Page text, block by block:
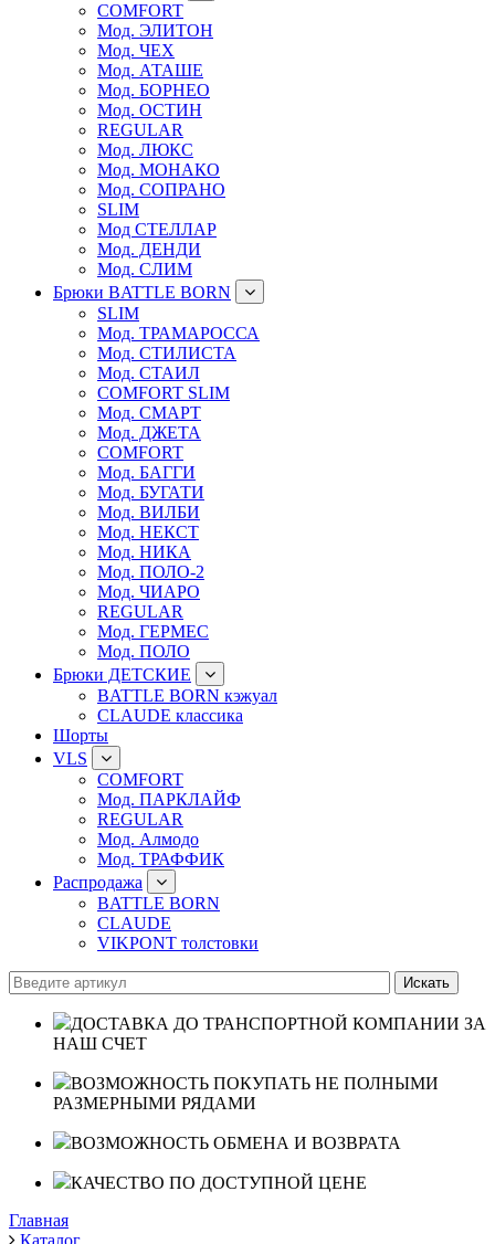
COMFORT
Мод. ЭЛИТОН
Мод. ЧЕХ
Мод. АТАШЕ
Мод. БОРНЕО
Мод. ОСТИН
REGULAR
Мод. ЛЮКС
Мод. МОНАКО
Мод. СОПРАНО
SLIM
Мод СТЕЛЛАР
Мод. ДЕНДИ
Мод. СЛИМ
Брюки BATTLE BORN
SLIM
Мод. ТРАМАРОССА
Мод. СТИЛИСТА
Мод. СТАИЛ
COMFORT SLIM
Мод. СМАРТ
Мод. ДЖЕТА
COMFORT
Мод. БАГГИ
Мод. БУГАТИ
Мод. ВИЛБИ
Мод. НЕКСТ
Мод. НИКА
Мод. ПОЛО-2
Мод. ЧИАРО
REGULAR
Мод. ГЕРМЕС
Мод. ПОЛО
Брюки ДЕТСКИЕ
BATTLE BORN кэжуал
CLAUDE классика
Шорты
VLS
COMFORT
Мод. ПАРКЛАЙФ
REGULAR
Мод. Алмодо
Мод. ТРАФФИК
Распродажа
BATTLE BORN
CLAUDE
VIKPONT толстовки
ДОСТАВКА ДО ТРАНСПОРТНОЙ КОМПАНИИ ЗА
НАШ СЧЕТ
ВОЗМОЖНОСТЬ ПОКУПАТЬ НЕ ПОЛНЫМИ
РАЗМЕРНЫМИ РЯДАМИ
ВОЗМОЖНОСТЬ ОБМЕНА И ВОЗВРАТА
КАЧЕСТВО ПО ДОСТУПНОЙ ЦЕНЕ
Главная
Каталог